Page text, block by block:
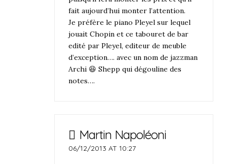
fait aujourd’hui monter l’attention.
Je préfère le piano Pleyel sur lequel
jouait Chopin et ce tabouret de bar
edité par Pleyel, editeur de meuble
d’exception…. avec un nom de jazzman
Archi 😆 Shepp qui dégouline des
notes….
Martin Napoléoni
06/12/2013 AT 10:27